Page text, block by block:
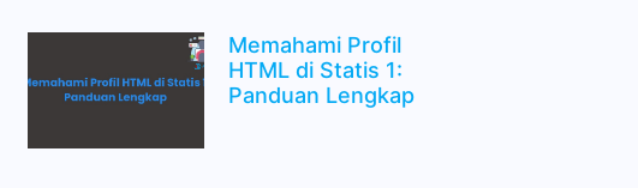
Memahami Profil
HTML di Statis 1:
Panduan Lengkap